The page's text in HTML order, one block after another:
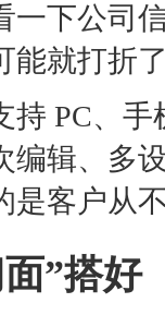
一下公司
能就打折
持 PC、
编辑、多
是客户从
”搭好